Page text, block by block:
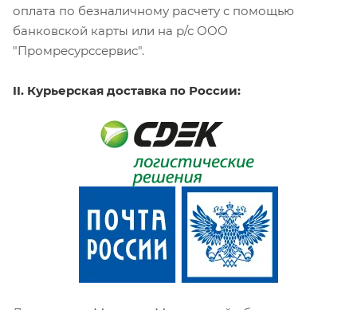
оплата по безналичному расчету с помощью
банковской карты или на р/с ООО
"Промресурссервис".
II. Курьерская доставка по России: